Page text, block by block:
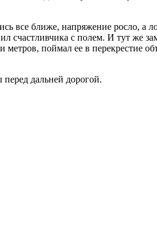
все ближе, напряжение росло, а
счастливчика с полем. И тут же
поймал ее в перекрестие
дальней дорогой.